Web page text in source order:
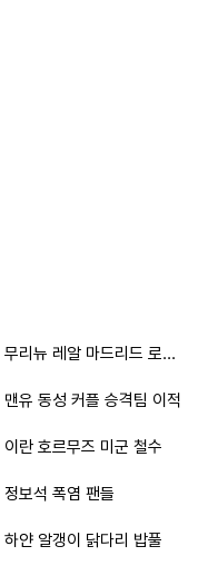
무리뉴 레알 마드리드 로드리
맨유 동성 커플 승격팀 이적
이란 호르무즈 미군 철수
정보석 폭염 팬들
하얀 알갱이 닭다리 밥풀